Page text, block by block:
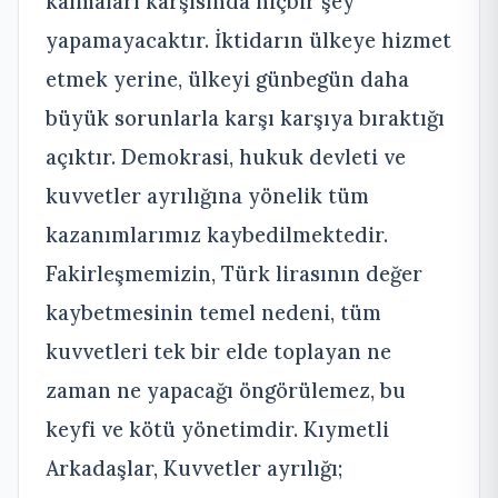
yapamayacaktır. İktidarın ülkeye hizmet
etmek yerine, ülkeyi günbegün daha
büyük sorunlarla karşı karşıya bıraktığı
açıktır. Demokrasi, hukuk devleti ve
kuvvetler ayrılığına yönelik tüm
kazanımlarımız kaybedilmektedir.
Fakirleşmemizin, Türk lirasının değer
kaybetmesinin temel nedeni, tüm
kuvvetleri tek bir elde toplayan ne
zaman ne yapacağı öngörülemez, bu
keyfi ve kötü yönetimdir. Kıymetli
Arkadaşlar, Kuvvetler ayrılığı;